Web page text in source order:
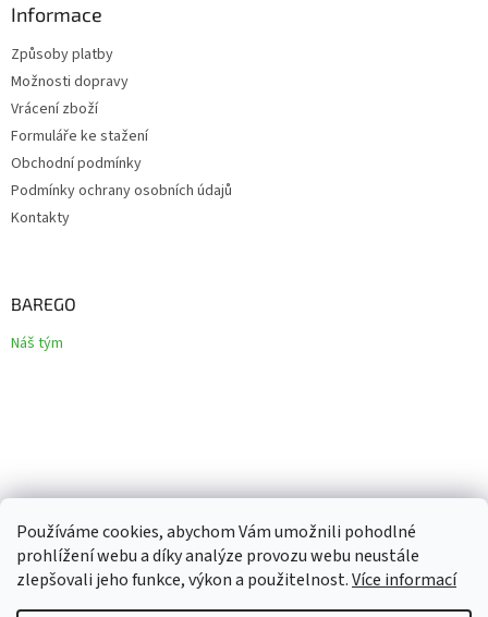
Používáme cookies, abychom Vám umožnili pohodlné
prohlížení webu a díky analýze provozu webu neustále
zlepšovali jeho funkce, výkon a použitelnost.Více informací
Informace
Způsoby platby
Možnosti dopravy
Vrácení zboží
Formuláře ke stažení
Obchodní podmínky
Podmínky ochrany osobních údajů
Kontakty
BAREGO
Náš tým